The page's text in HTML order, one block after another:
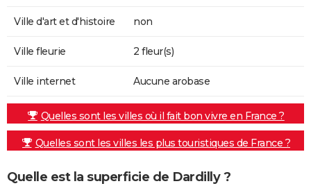
Ville d'art et d'histoire non
Ville fleurie 2 fleur(s)
Ville internet Aucune arobase
Quelles sont les villes où il fait bon vivre en France ?
Quelles sont les villes les plus touristiques de France ?
Quelle est la superficie de Dardilly ?